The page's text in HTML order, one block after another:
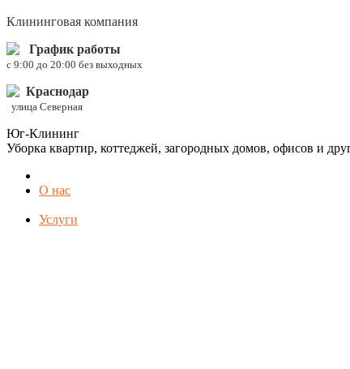
Клининговая компания
График работы
c 9:00 до 20:00 без выходных
Краснодар
улица Северная
Юг-Клининг
Уборка квартир, коттеджей, загородных домов, офисов и
О нас
Услуги